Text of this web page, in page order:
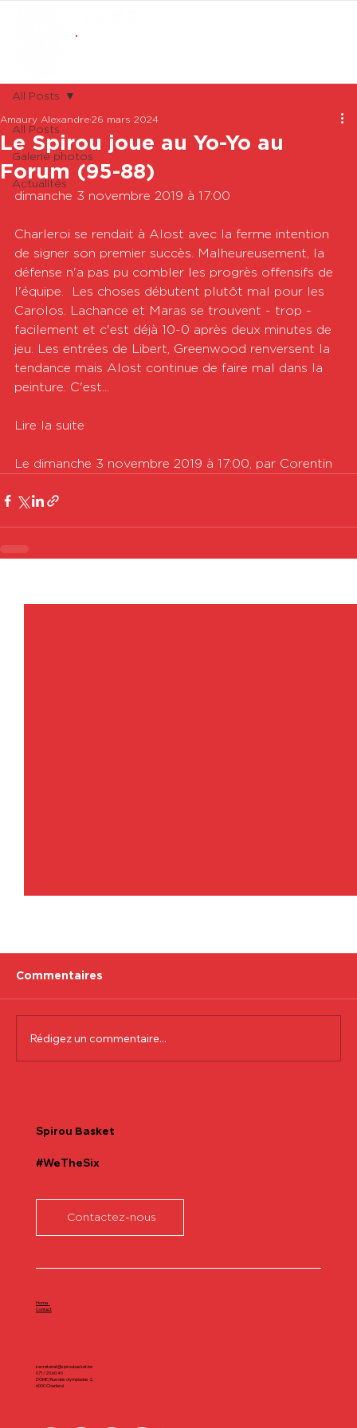
All Posts
Galerie photos
Actualités
All Posts
Le Spirou joue au Yo-Yo au
Forum (95-88)
Amaury Alexandre 26 mars 2024
dimanche 3 novembre 2019 à 17:00
Charleroi se rendait à Alost avec la ferme intention
de signer son premier succès. Malheureusement, la
défense n'a pas pu combler les progrès offensifs de
l'équipe.  Les choses débutent plutôt mal pour les
Carolos. Lachance et Maras se trouvent - trop -
facilement et c'est déjà 10-0 après deux minutes de
jeu. Les entrées de Libert, Greenwood renversent la
tendance mais Alost continue de faire mal dans la
peinture. C'est...
Lire la suite
Le dimanche 3 novembre 2019 à 17:00, par Corentin
Commentaires
Rédigez un commentaire...
Spirou Basket
#WeTheSix
Contactez-nous
secretariat@spiroubasket.be
071/20.60.40
DÔME | Rue des olympiades 2,
6000 Charleroi
Home
Contact